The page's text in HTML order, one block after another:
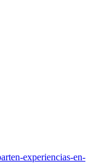
experiencias-en-